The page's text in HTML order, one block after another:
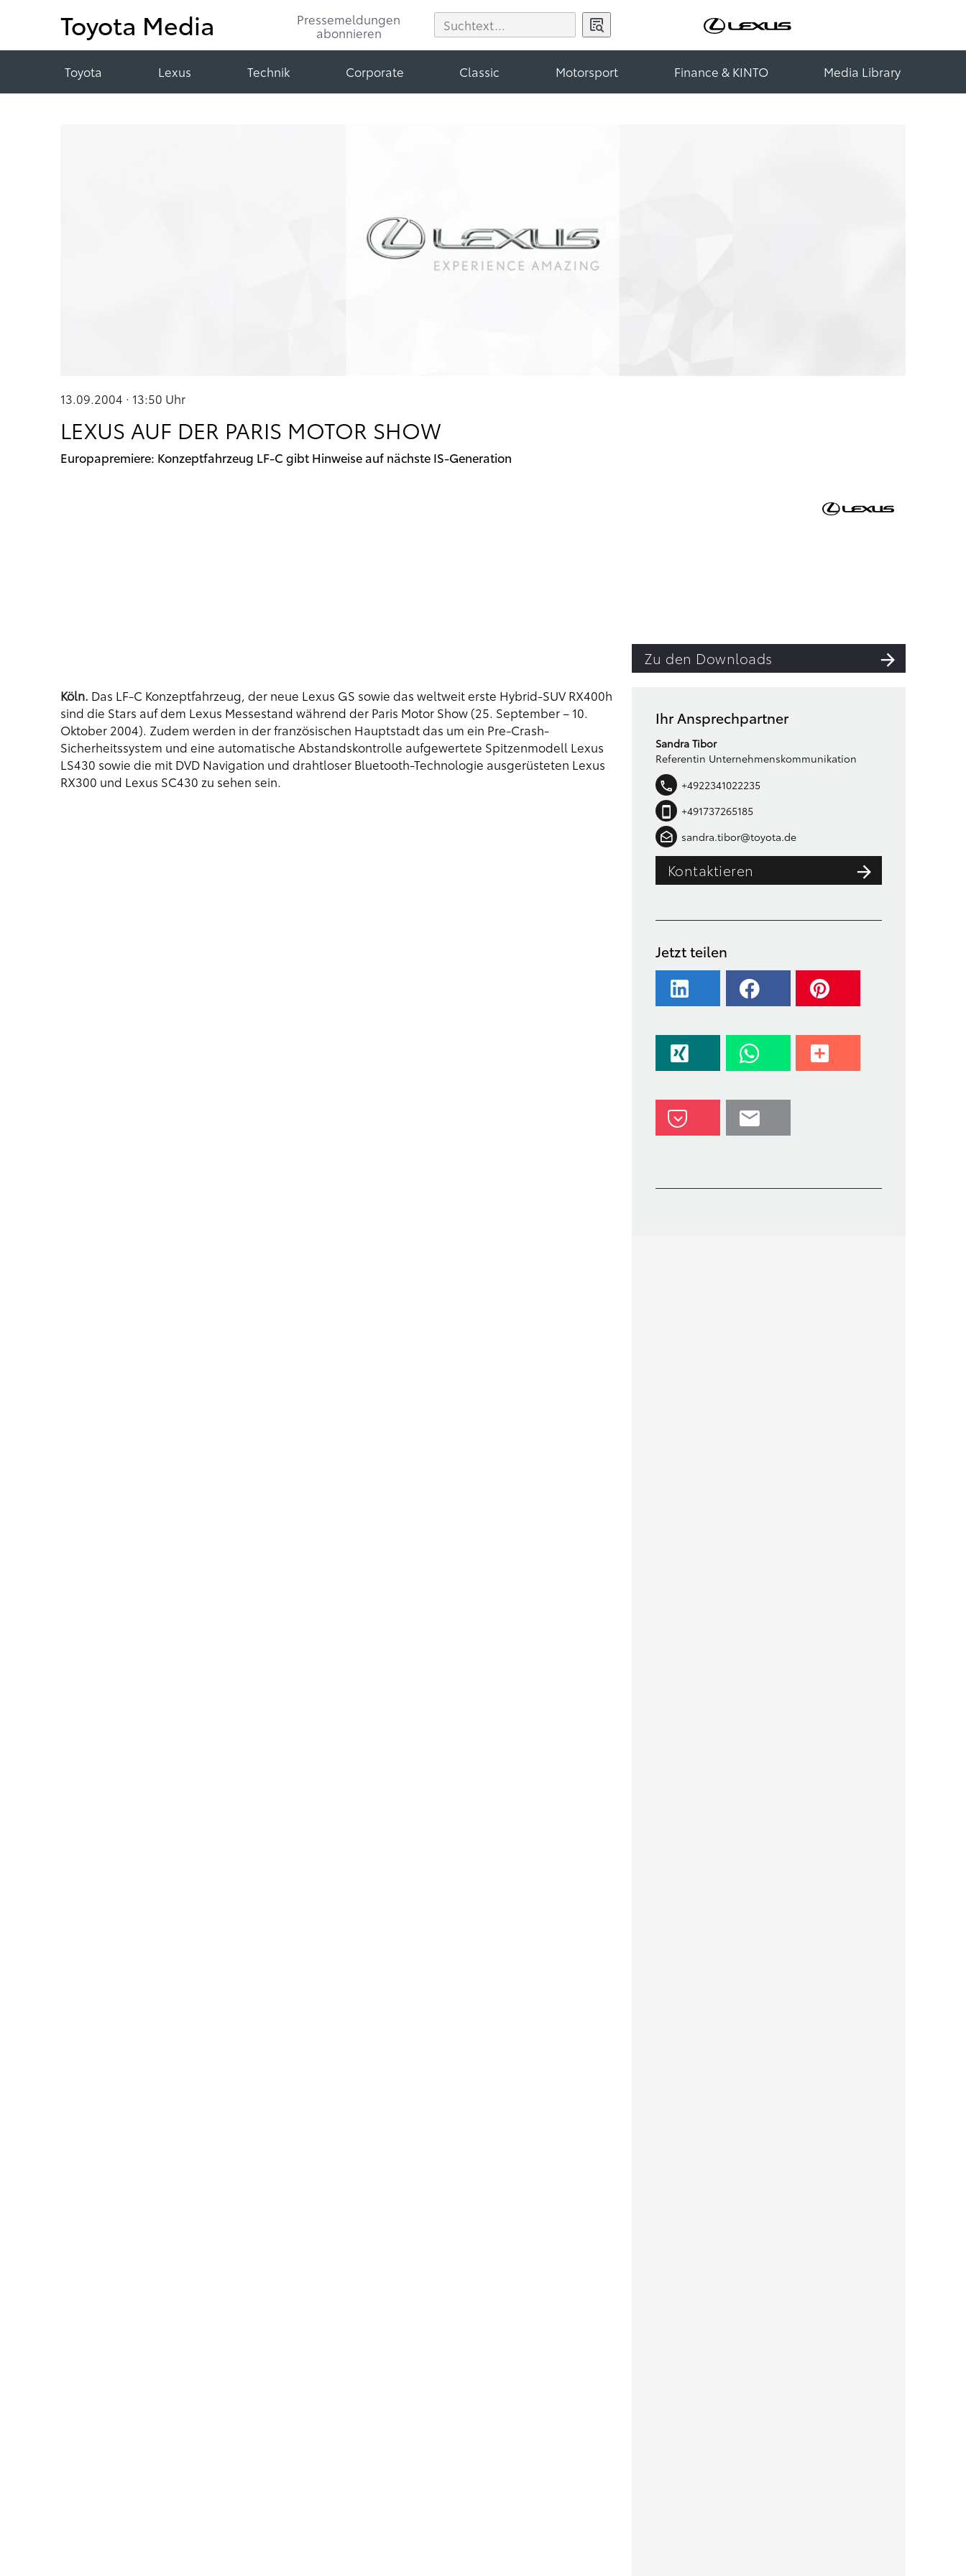
Toyota Media
Pressemeldungen
abonnieren
Toyota Lexus Technik Corporate Classic Motorsport Finance & KINTO Media Library
13.09.2004 · 13:50 Uhr
LEXUS AUF DER PARIS MOTOR SHOW
Europapremiere: Konzeptfahrzeug LF-C gibt Hinweise auf nächste IS-Generation
Zu den Downloads
Köln. Das LF-C Konzeptfahrzeug, der neue Lexus GS sowie das weltweit erste Hybrid-SUV RX400h
sind die Stars auf dem Lexus Messestand während der Paris Motor Show (25. September – 10.
Oktober 2004). Zudem werden in der französischen Hauptstadt das um ein Pre-Crash-
Sicherheitssystem und eine automatische Abstandskontrolle aufgewertete Spitzenmodell Lexus
LS430 sowie die mit DVD Navigation und drahtloser Bluetooth-Technologie ausgerüsteten Lexus
RX300 und Lexus SC430 zu sehen sein.
Ihr Ansprechpartner
Sandra Tibor
Referentin Unternehmenskommunikation
+4922341022235
+491737265185
sandra.tibor@toyota.de
Kontaktieren
Jetzt teilen